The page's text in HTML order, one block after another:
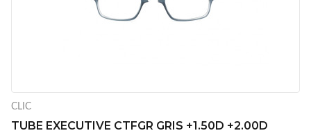
CLIC
TUBE EXECUTIVE CTFGR GRIS +1.50D +2.00D